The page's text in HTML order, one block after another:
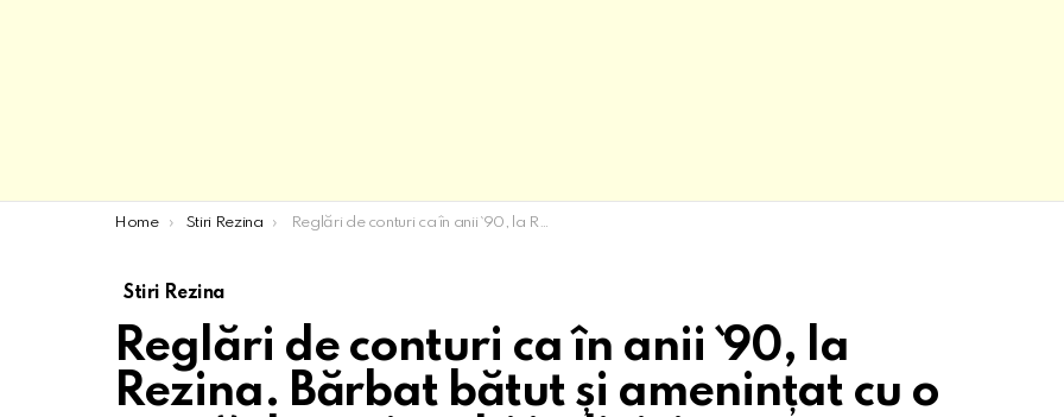
You are here:
Home Stiri Rezina Reglări de conturi ca în anii `90, la Rezina. Bărbat bătut și amenințat cu o pușcă de mai mulți indivizi
Stiri Rezina
Reglări de conturi ca în anii `90, la
Rezina. Bărbat bătut și amenințat cu o